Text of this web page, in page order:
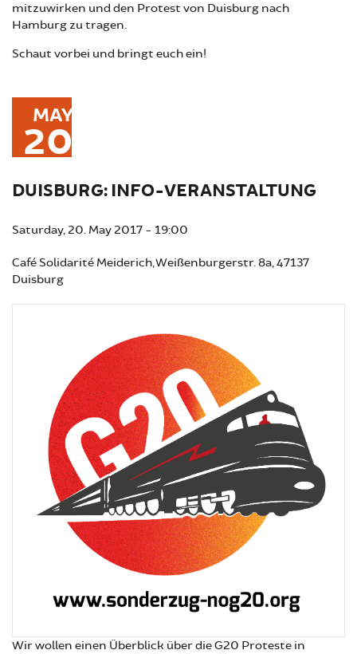
mitzuwirken und den Protest von Duisburg nach
Hamburg zu tragen.
Schaut vorbei und bringt euch ein!
MAY
20
DUISBURG: INFO-VERANSTALTUNG
Saturday, 20. May 2017 - 19:00
Café Solidarité Meiderich, Weißenburgerstr. 8a, 47137
Duisburg
Wir wollen einen Überblick über die G20 Proteste in